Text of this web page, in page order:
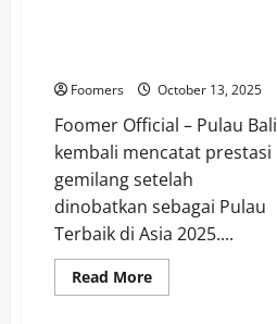
Foomers October 13, 2025
Foomer Official – Pulau Bali
kembali mencatat prestasi
gemilang setelah
dinobatkan sebagai Pulau
Terbaik di Asia 2025....
Read MoreRead
more